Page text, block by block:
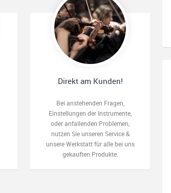
Direkt am Kunden!
Bei anstehenden Fragen,
Einstellungen der Instrumente,
oder anfallenden Problemen,
nutzen Sie unseren Service &
unsere Werkstatt für alle bei uns
gekauften Produkte.